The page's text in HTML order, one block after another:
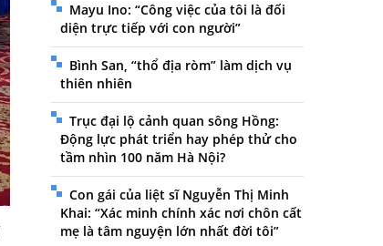
Mayu Ino: “Công việc của tôi là đối
diện trực tiếp với con người”
Bình San, “thổ địa ròm” làm dịch vụ
thiên nhiên
Trục đại lộ cảnh quan sông Hồng:
Động lực phát triển hay phép thử cho
tầm nhìn 100 năm Hà Nội?
Con gái của liệt sĩ Nguyễn Thị Minh
Khai: “Xác minh chính xác nơi chôn cất
mẹ là tâm nguyện lớn nhất đời tôi”